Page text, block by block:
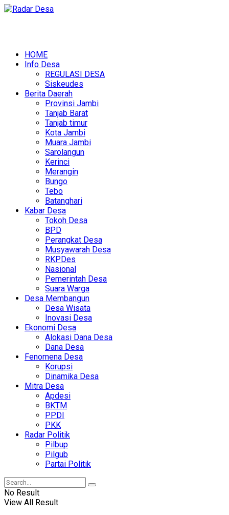
HOME
Info Desa
REGULASI DESA
Siskeudes
Berita Daerah
Provinsi Jambi
Tanjab Barat
Tanjab timur
Kota Jambi
Muara Jambi
Sarolangun
Kerinci
Merangin
Bungo
Tebo
Batanghari
Kabar Desa
Tokoh Desa
BPD
Perangkat Desa
Musyawarah Desa
RKPDes
Nasional
Pemerintah Desa
Suara Warga
Desa Membangun
Desa Wisata
Inovasi Desa
Ekonomi Desa
Alokasi Dana Desa
Dana Desa
Fenomena Desa
Korupsi
Dinamika Desa
Mitra Desa
Apdesi
BKTM
PPDI
PKK
Radar Politik
Pilbup
Pilgub
Partai Politik
No Result
View All Result